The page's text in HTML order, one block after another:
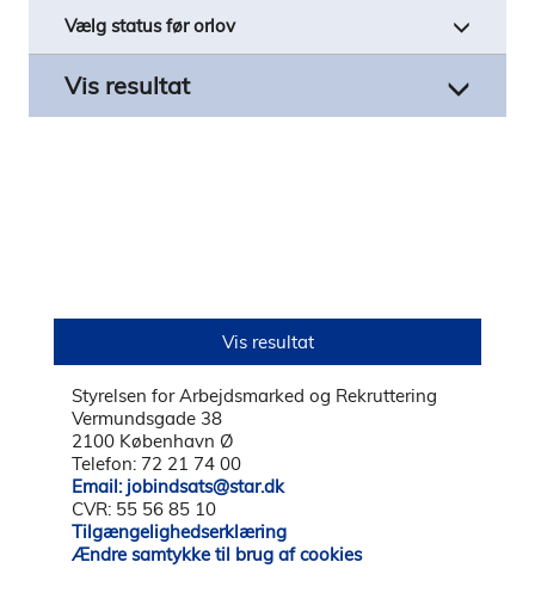
Styrelsen for Arbejdsmarked og Rekruttering
Vermundsgade 38
2100 København Ø
Telefon: 72 21 74 00
Email: jobindsats@star.dk
CVR: 55 56 85 10
Tilgængelighedserklæring
Ændre samtykke til brug af cookies